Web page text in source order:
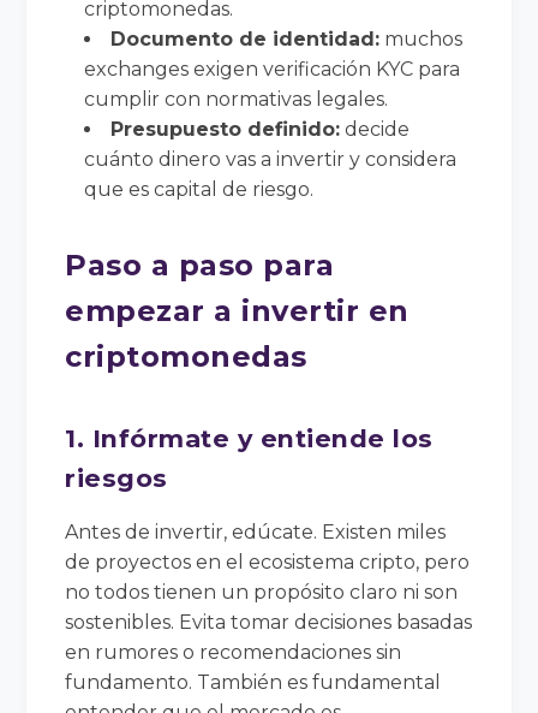
criptomonedas.
Documento de identidad: muchos
exchanges exigen verificación KYC para
cumplir con normativas legales.
Presupuesto definido: decide
cuánto dinero vas a invertir y considera
que es capital de riesgo.
Paso a paso para
empezar a invertir en
criptomonedas
1. Infórmate y entiende los
riesgos
Antes de invertir, edúcate. Existen miles
de proyectos en el ecosistema cripto, pero
no todos tienen un propósito claro ni son
sostenibles. Evita tomar decisiones basadas
en rumores o recomendaciones sin
fundamento. También es fundamental